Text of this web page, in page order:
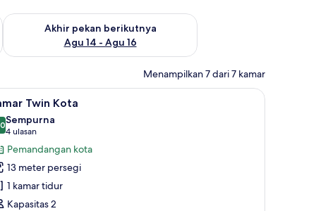
Agu 7 - Agu 9
Akhir pekan berikutnya
Agu 14 - Agu 16
Periksa ketersediaan untuk akhir pekan berikutnya Agu 14 -
Menampilkan 7 dari 7 kamar
meja kerja, dan ruang kerja ramah laptopKamar Twin Kota | Seprai premium, meja
3 Twin Kota
dari 10
Sempurna
4 ulasan
(4
ulasan)
Pemandangan kota
13 meter persegi
1 kamar tidur
Kapasitas 2